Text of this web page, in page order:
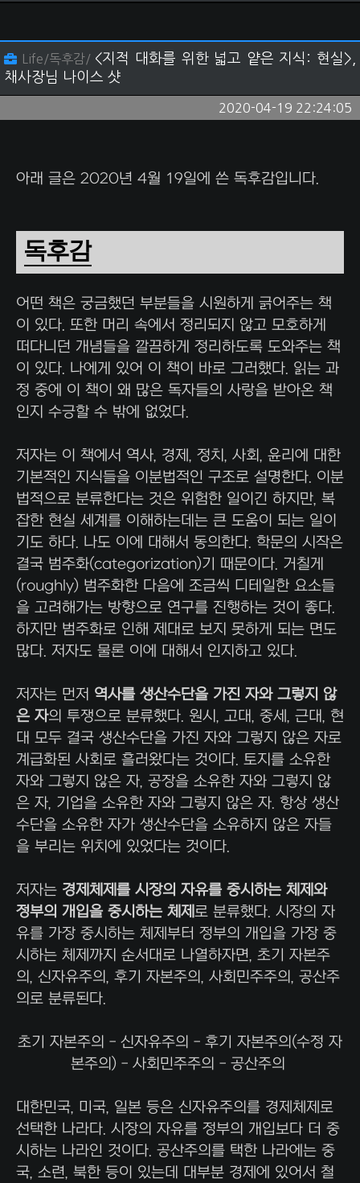
Life/독후감/ <지적 대화를 위한 넓고 얕은 지식: 현실>,
채사장님 나이스 샷
2020-04-19 22:24:05
아래 글은 2020년 4월 19일에 쓴 독후감입니다.
독후감
어떤 책은 궁금했던 부분들을 시원하게 긁어주는 책
이 있다. 또한 머리 속에서 정리되지 않고 모호하게
떠다니던 개념들을 깔끔하게 정리하도록 도와주는 책
이 있다. 나에게 있어 이 책이 바로 그러했다. 읽는 과
정 중에 이 책이 왜 많은 독자들의 사랑을 받아온 책
인지 수긍할 수 밖에 없었다.
저자는 이 책에서 역사, 경제, 정치, 사회, 윤리에 대한
기본적인 지식들을 이분법적인 구조로 설명한다. 이분
법적으로 분류한다는 것은 위험한 일이긴 하지만, 복
잡한 현실 세계를 이해하는데는 큰 도움이 되는 일이
기도 하다. 나도 이에 대해서 동의한다. 학문의 시작은
결국 범주화(categorization)기 때문이다. 거칠게
(roughly) 범주화한 다음에 조금씩 디테일한 요소들
을 고려해가는 방향으로 연구를 진행하는 것이 좋다.
하지만 범주화로 인해 제대로 보지 못하게 되는 면도
많다. 저자도 물론 이에 대해서 인지하고 있다.
저자는 먼저 역사를 생산수단을 가진 자와 그렇지 않
은 자의 투쟁으로 분류했다. 원시, 고대, 중세, 근대, 현
대 모두 결국 생산수단을 가진 자와 그렇지 않은 자로
계급화된 사회로 흘러왔다는 것이다. 토지를 소유한
자와 그렇지 않은 자, 공장을 소유한 자와 그렇지 않
은 자, 기업을 소유한 자와 그렇지 않은 자. 항상 생산
수단을 소유한 자가 생산수단을 소유하지 않은 자들
을 부리는 위치에 있었다는 것이다.
저자는 경제체제를 시장의 자유를 중시하는 체제와
정부의 개입을 중시하는 체제 로 분류했다. 시장의 자
유를 가장 중시하는 체제부터 정부의 개입을 가장 중
시하는 체제까지 순서대로 나열하자면, 초기 자본주
의, 신자유주의, 후기 자본주의, 사회민주주의, 공산주
의로 분류된다.
초기 자본주의 - 신자유주의 - 후기 자본주의(수정 자
본주의) - 사회민주주의 - 공산주의
대한민국, 미국, 일본 등은 신자유주의를 경제체제로
선택한 나라다. 시장의 자유를 정부의 개입보다 더 중
시하는 나라인 것이다. 공산주의를 택한 나라에는 중
국, 소련, 북한 등이 있는데 대부분 경제에 있어서 철